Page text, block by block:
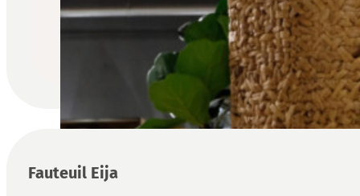
Fauteuil Eija